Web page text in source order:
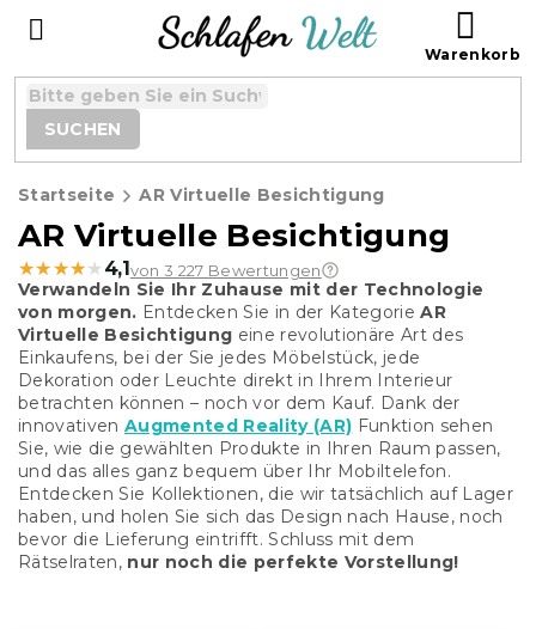
SUCHEN
Startseite AR Virtuelle Besichtigung
AR Virtuelle Besichtigung
★★★★★
★★★★★ 4,1 von 3 227 Bewertungen
Verwandeln Sie Ihr Zuhause mit der Technologie
von morgen. Entdecken Sie in der KategorieAR
Virtuelle Besichtigung eine revolutionäre Art des
Einkaufens, bei der Sie jedes Möbelstück, jede
Dekoration oder Leuchte direkt in Ihrem Interieur
betrachten können – noch vor dem Kauf. Dank der
innovativen Augmented Reality (AR) Funktion sehen
Sie, wie die gewählten Produkte in Ihren Raum passen,
und das alles ganz bequem über Ihr Mobiltelefon.
Entdecken Sie Kollektionen, die wir tatsächlich auf Lager
haben, und holen Sie sich das Design nach Hause, noch
bevor die Lieferung eintrifft. Schluss mit dem
Rätselraten, nur noch die perfekte Vorstellung!